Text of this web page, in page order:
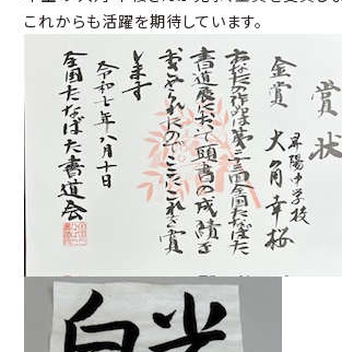
これからも活躍を期待しています。